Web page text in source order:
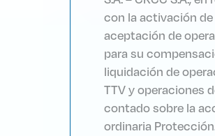
con la activación de
aceptación de
para su
liquidación de
TTV y operaciones
contado sobre la
ordinaria